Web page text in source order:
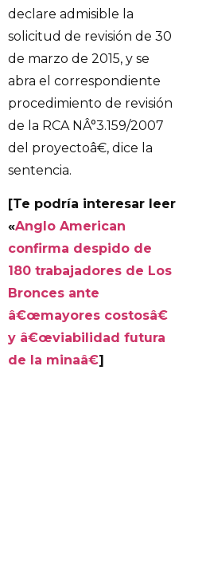
declare admisible la
solicitud de revisión de 30
de marzo de 2015, y se
abra el correspondiente
procedimiento de revisión
de la RCA NÂ°3.159/2007
del proyectoâ€, dice la
sentencia.
[Te podría interesar leer
«Anglo American
confirma despido de
180 trabajadores de Los
Bronces ante
â€œmayores costosâ€
y â€œviabilidad futura
de la minaâ€]